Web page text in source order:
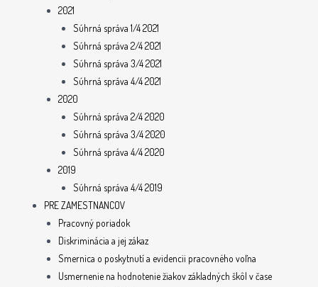
2021
Súhrná správa 1/4 2021
Súhrná správa 2/4 2021
Súhrná správa 3/4 2021
Súhrná správa 4/4 2021
2020
Súhrná správa 2/4 2020
Súhrná správa 3/4 2020
Súhrná správa 4/4 2020
2019
Súhrná správa 4/4 2019
PRE ZAMESTNANCOV
Pracovný poriadok
Diskriminácia a jej zákaz
Smernica o poskytnutí a evidencii pracovného voľna
Usmernenie na hodnotenie žiakov základných škôl v čase